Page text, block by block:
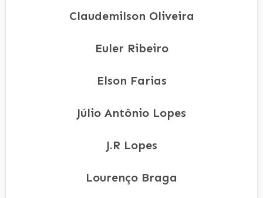
Claudemilson Oliveira
Euler Ribeiro
Elson Farias
Júlio Antônio Lopes
J.R Lopes
Lourenço Braga